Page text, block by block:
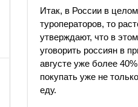
Итак, в России в
туроператоров, то
утверждают, что в
уговорить россиян в
августе уже более
покупать уже не
еду.